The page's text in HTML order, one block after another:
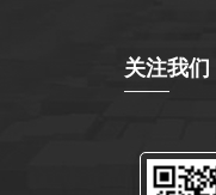
关注我们